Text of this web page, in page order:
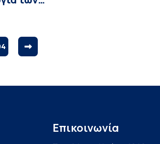
Επικοινωνία